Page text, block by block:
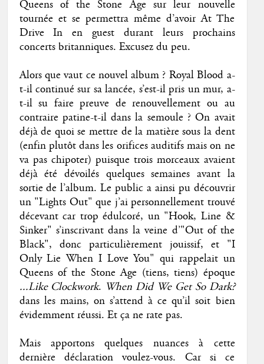
Queens of the Stone Age sur leur nouvelle
tournée et se permettra même d’avoir At The
Drive In en guest durant leurs prochains
concerts britanniques. Excusez du peu.
Alors que vaut ce nouvel album ? Royal Blood a-
t-il continué sur sa lancée, s’est-il pris un mur, a-
t-il su faire preuve de renouvellement ou au
contraire patine-t-il dans la semoule ? On avait
déjà de quoi se mettre de la matière sous la dent
(enfin plutôt dans les orifices auditifs mais on ne
va pas chipoter) puisque trois morceaux avaient
déjà été dévoilés quelques semaines avant la
sortie de l’album. Le public a ainsi pu découvrir
un "Lights Out" que j’ai personnellement trouvé
décevant car trop édulcoré, un "Hook, Line &
Sinker" s’inscrivant dans la veine d’"Out of the
Black", donc particulièrement jouissif, et "I
Only Lie When I Love You" qui rappelait un
Queens of the Stone Age (tiens, tiens) époque
...Like Clockwork. When Did We Get So Dark?
dans les mains, on s’attend à ce qu’il soit bien
évidemment réussi. Et ça ne rate pas.
Mais apportons quelques nuances à cette
dernière déclaration voulez-vous. Car si ce